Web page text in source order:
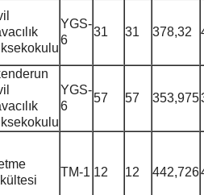
YGS-
6
31 31 378,32
YGS-
6
57 57 353,975
TM-1 12 12 442,726